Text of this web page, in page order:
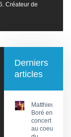
Créateur de
Derniers
articles
Matthieu
Boré en
concert
au coeur